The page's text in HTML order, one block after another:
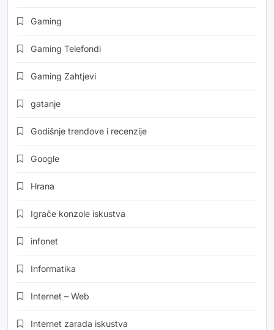
Gaming
Gaming Telefondi
Gaming Zahtjevi
gatanje
Godišnje trendove i recenzije
Google
Hrana
Igrače konzole iskustva
infonet
Informatika
Internet – Web
Internet zarada iskustva